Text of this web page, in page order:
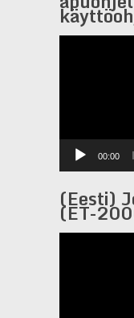
00:00
(Eesti)
(ET-